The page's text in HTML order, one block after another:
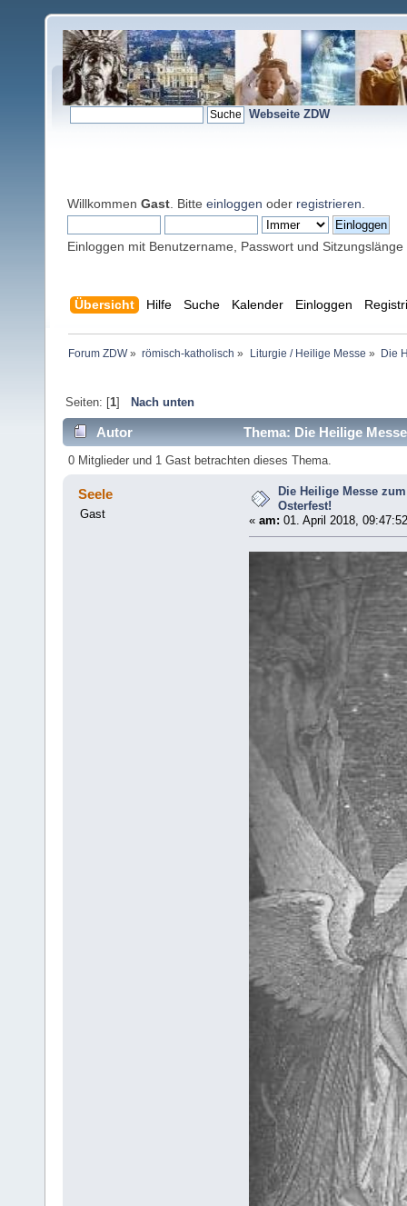
Webseite ZDW
Willkommen Gast . Bitte einloggen oder registrieren
Einloggen mit Benutzername, Passwort und Sitzungslänge
Übersicht Hilfe Suche Kalender Einloggen
Forum ZDW» römisch-katholisch » Liturgie / Heilige Messe » Die
Seiten: [1] Nach unten
Autor Thema: Die Heilige
0 Mitglieder und 1 Gast betrachten dieses Thema.
Seele
Gast
Die Heilige Messe
Osterfest!
« am: 01. April 2018,